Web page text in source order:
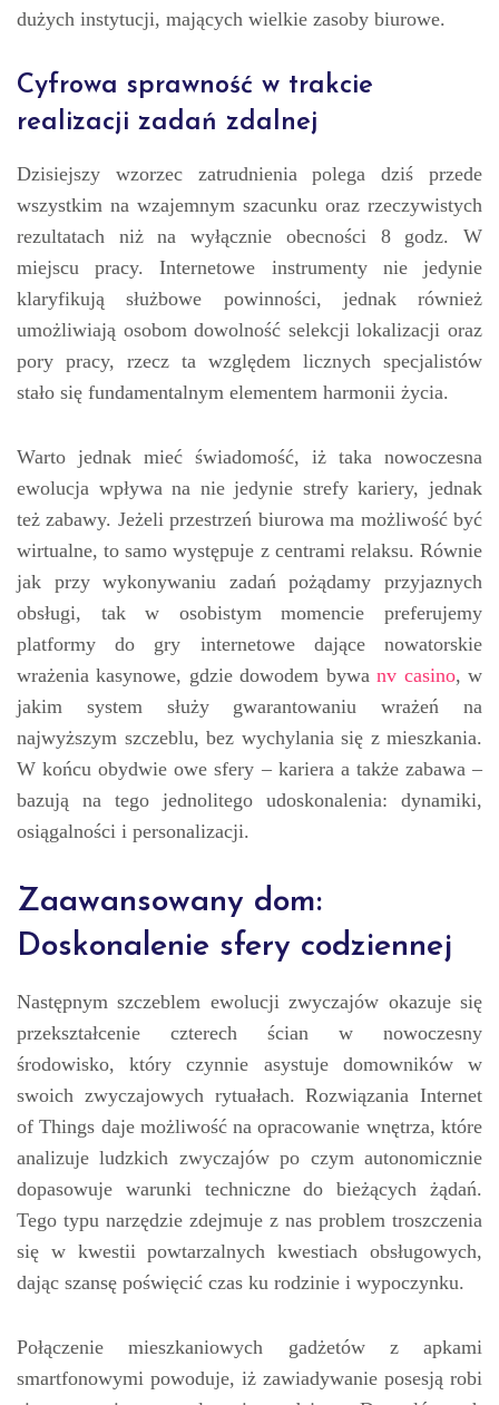
dużych instytucji, mających wielkie zasoby biurowe.
Cyfrowa sprawność w trakcie
realizacji zadań zdalnej
Dzisiejszy wzorzec zatrudnienia polega dziś przede
wszystkim na wzajemnym szacunku oraz rzeczywistych
rezultatach niż na wyłącznie obecności 8 godz. W
miejscu pracy. Internetowe instrumenty nie jedynie
klaryfikują służbowe powinności, jednak również
umożliwiają osobom dowolność selekcji lokalizacji oraz
pory pracy, rzecz ta względem licznych specjalistów
stało się fundamentalnym elementem harmonii życia.
Warto jednak mieć świadomość, iż taka nowoczesna
ewolucja wpływa na nie jedynie strefy kariery, jednak
też zabawy. Jeżeli przestrzeń biurowa ma możliwość być
wirtualne, to samo występuje z centrami relaksu. Równie
jak przy wykonywaniu zadań pożądamy przyjaznych
obsługi, tak w osobistym momencie preferujemy
platformy do gry internetowe dające nowatorskie
wrażenia kasynowe, gdzie dowodem bywanv casino, w
jakim system służy gwarantowaniu wrażeń na
najwyższym szczeblu, bez wychylania się z mieszkania.
W końcu obydwie owe sfery – kariera a także zabawa –
bazują na tego jednolitego udoskonalenia: dynamiki,
osiągalności i personalizacji.
Zaawansowany dom:
Doskonalenie sfery codziennej
Następnym szczeblem ewolucji zwyczajów okazuje się
przekształcenie czterech ścian w nowoczesny
środowisko, który czynnie asystuje domowników w
swoich zwyczajowych rytuałach. Rozwiązania Internet
of Things daje możliwość na opracowanie wnętrza, które
analizuje ludzkich zwyczajów po czym autonomicznie
dopasowuje warunki techniczne do bieżących żądań.
Tego typu narzędzie zdejmuje z nas problem troszczenia
się w kwestii powtarzalnych kwestiach obsługowych,
dając szansę poświęcić czas ku rodzinie i wypoczynku.
Połączenie mieszkaniowych gadżetów z apkami
smartfonowymi powoduje, iż zawiadywanie posesją robi